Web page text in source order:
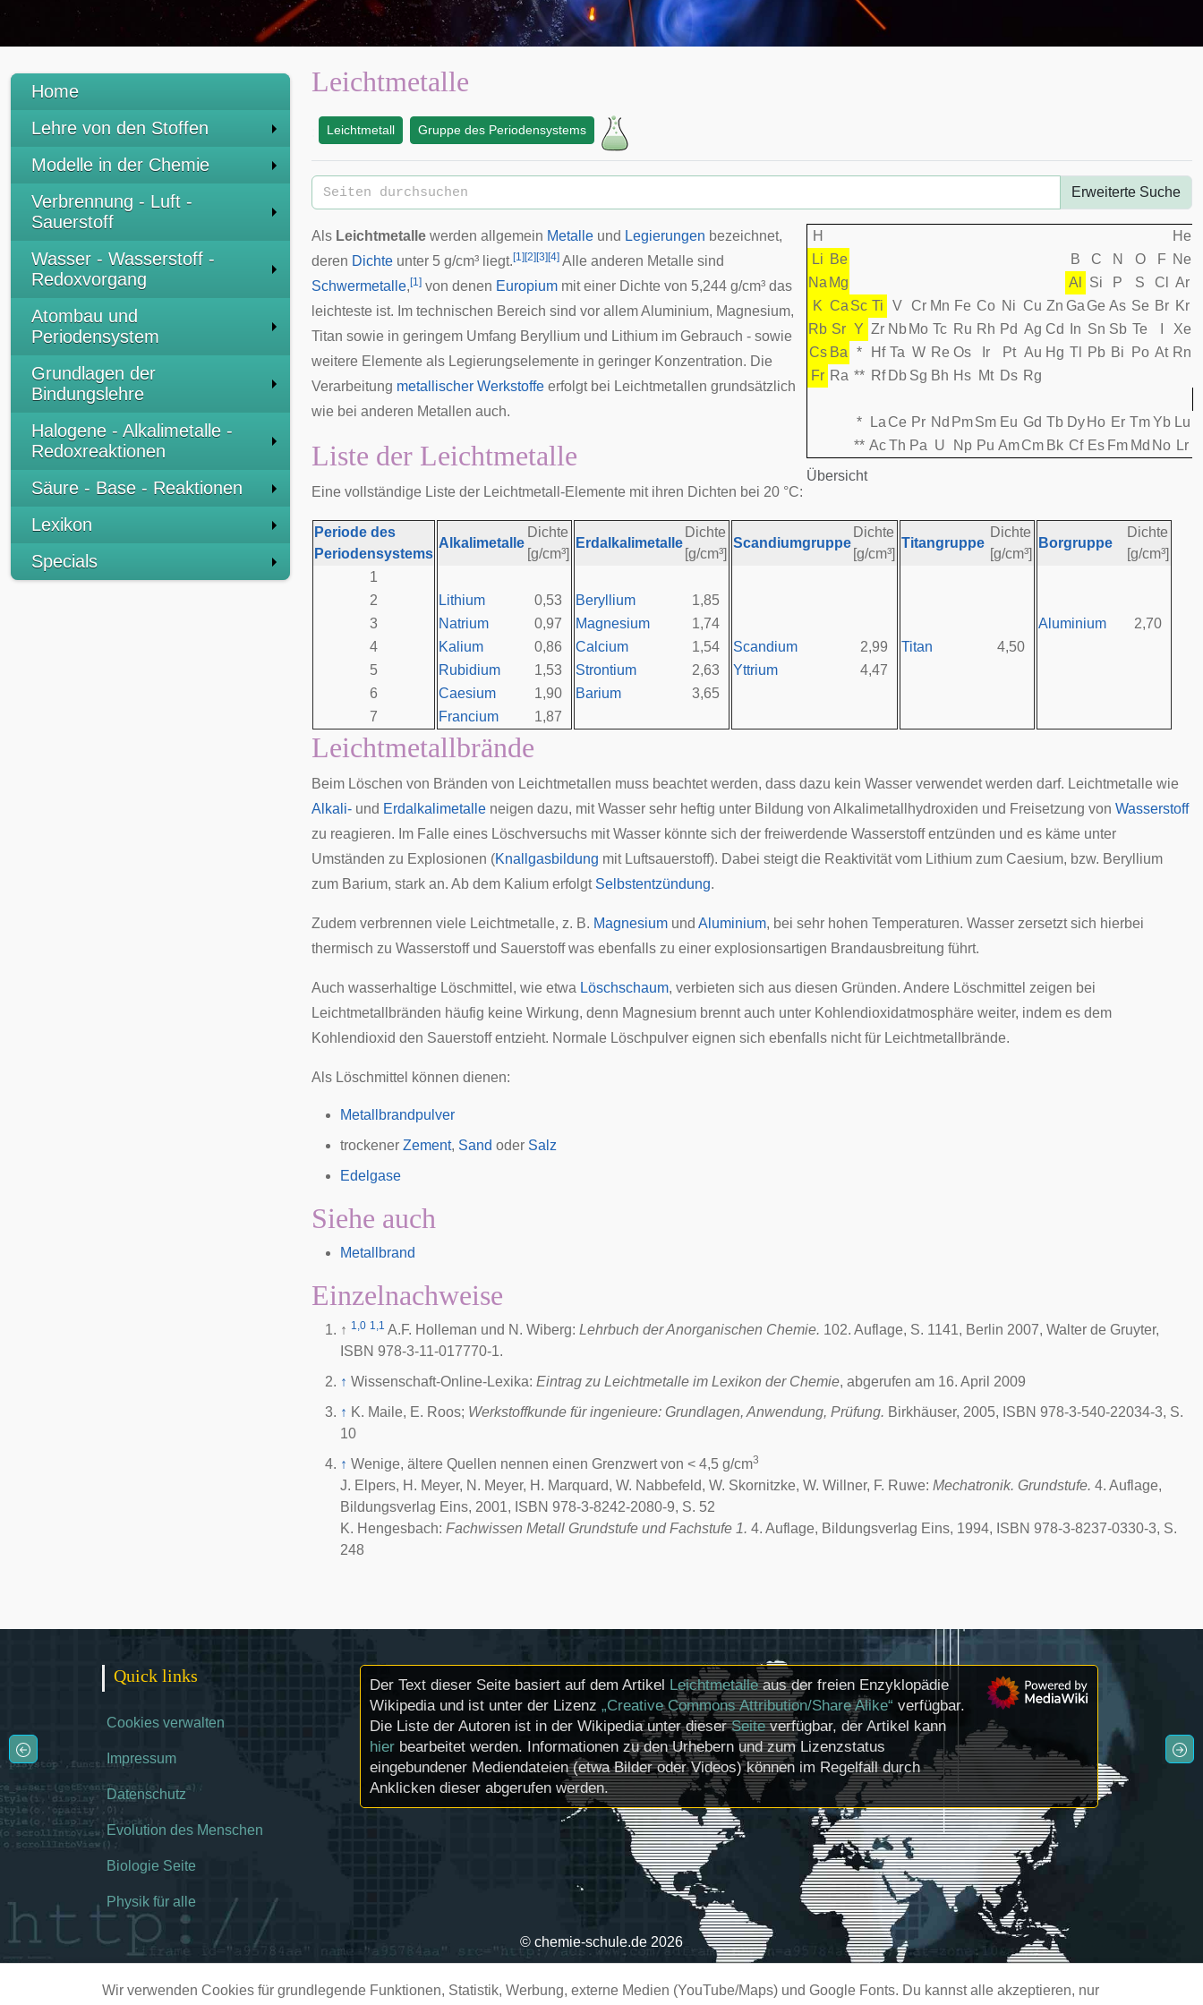
Wir verwenden Cookies für grundlegende Funktionen, Statistik, Werbung, externe Medien (YouTube/Maps) und Google Fonts. Du kannst alle akzeptieren, nur
Home
Lehre von den Stoffen
Modelle in der Chemie
Verbrennung - Luft -
Sauerstoff
Wasser - Wasserstoff -
Redoxvorgang
Atombau und
Periodensystem
Grundlagen der
Bindungslehre
Halogene - Alkalimetalle -
Redoxreaktionen
Säure - Base - Reaktionen
Lexikon
Specials
Leichtmetalle
Leichtmetall Gruppe des Periodensystems
Erweiterte Suche
Übersicht
H
He
Li Be B C N O F Ne
Na Mg Al Si P S Cl
Ar
K Ca Sc Ti V Cr Mn Fe Co Ni Cu Zn Ga Ge As Se Br Kr
Rb Sr Y Zr Nb Mo Tc Ru Rh Pd Ag Cd In Sn Sb Te
Xe
Cs Ba * Hf Ta W Re Os Ir Pt Au Hg Tl Pb Bi Po At Rn
Fr Ra ** Rf Db Sg Bh Hs Mt Ds Rg
* La Ce Pr Nd PmSm Eu Gd Tb Dy Ho Er TmYb Lu
** AcTh Pa U Np Pu AmCm Bk Cf Es Fm Md No Lr
Als Leichtmetalle werden allgemein Metalle und Legierungen bezeichnet,
deren Dichte unter 5 g/cm³ liegt. [1] [2] [3] [4] Alle anderen Metalle sind
Schwermetalle, [1] von denen Europium mit einer Dichte von 5,244 g/cm³ das
leichteste ist. Im technischen Bereich sind vor allem Aluminium, Magnesium,
Titan sowie in geringem Umfang Beryllium und Lithium im Gebrauch - sowie
weitere Elemente als Legierungselemente in geringer Konzentration. Die
Verarbeitung metallischer Werkstoffe erfolgt bei Leichtmetallen grundsätzlich
wie bei anderen Metallen auch.
Liste der Leichtmetalle
Eine vollständige Liste der Leichtmetall-Elemente mit ihren Dichten bei 20 °C:
Periode des
Periodensystems
1
2
3
4
5
6
7
Alkalimetalle
Dichte
[g/cm³]
Lithium
0,53
Natrium
0,97
Kalium
0,86
Rubidium
1,53
Caesium
1,90
Francium
1,87
Erdalkalimetalle
Dichte
[g/cm³]
Beryllium
1,85
Magnesium
1,74
Calcium
1,54
Strontium
2,63
Barium
3,65
Scandiumgruppe
Dichte
[g/cm³]
Scandium
2,99
Yttrium
4,47
Titangruppe
Dichte
[g/cm³]
Titan 4,50
Borgruppe
Dichte
[g/cm³]
Aluminium 2,70
Leichtmetallbrände
Beim Löschen von Bränden von Leichtmetallen muss beachtet werden, dass dazu kein Wasser verwendet werden darf. Leichtmetalle wie
Alkali- und Erdalkalimetalle neigen dazu, mit Wasser sehr heftig unter Bildung von Alkalimetallhydroxiden und Freisetzung von Wasserstoff
zu reagieren. Im Falle eines Löschversuchs mit Wasser könnte sich der freiwerdende Wasserstoff entzünden und es käme unter
Umständen zu Explosionen (Knallgasbildung mit Luftsauerstoff). Dabei steigt die Reaktivität vom Lithium zum Caesium, bzw. Beryllium
zum Barium, stark an. Ab dem Kalium erfolgt Selbstentzündung.
Zudem verbrennen viele Leichtmetalle, z. B. Magnesium und Aluminium, bei sehr hohen Temperaturen. Wasser zersetzt sich hierbei
thermisch zu Wasserstoff und Sauerstoff was ebenfalls zu einer explosionsartigen Brandausbreitung führt.
Auch wasserhaltige Löschmittel, wie etwa Löschschaum, verbieten sich aus diesen Gründen. Andere Löschmittel zeigen bei
Leichtmetallbränden häufig keine Wirkung, denn Magnesium brennt auch unter Kohlendioxidatmosphäre weiter, indem es dem
Kohlendioxid den Sauerstoff entzieht. Normale Löschpulver eignen sich ebenfalls nicht für Leichtmetallbrände.
Als Löschmittel können dienen:
Metallbrandpulver
trockener Zement, Sand oder Salz
Edelgase
Siehe auch
Metallbrand
Einzelnachweise
↑ 1,0 1,1 A.F. Holleman und N. Wiberg: Lehrbuch der Anorganischen Chemie. 102. Auflage, S. 1141, Berlin 2007, Walter de Gruyter,
ISBN 978-3-11-017770-1.
↑ Wissenschaft-Online-Lexika: Eintrag zu Leichtmetalle im Lexikon der Chemie, abgerufen am 16. April 2009
↑ K. Maile, E. Roos; Werkstoffkunde für ingenieure: Grundlagen, Anwendung, Prüfung. Birkhäuser, 2005, ISBN 978-3-540-22034-3, S.
10
↑ Wenige, ältere Quellen nennen einen Grenzwert von < 4,5 g/cm3
J. Elpers, H. Meyer, N. Meyer, H. Marquard, W. Nabbefeld, W. Skornitzke, W. Willner, F. Ruwe: Mechatronik. Grundstufe. 4. Auflage,
Bildungsverlag Eins, 2001, ISBN 978-3-8242-2080-9, S. 52
K. Hengesbach: Fachwissen Metall Grundstufe und Fachstufe 1. 4. Auflage, Bildungsverlag Eins, 1994, ISBN 978-3-8237-0330-3, S.
248
Quick links
Cookies verwalten
Impressum
Datenschutz
Evolution des Menschen
Biologie Seite
Physik für alle
Der Text dieser Seite basiert auf dem Artikel Leichtmetalleaus der freien Enzyklopädie
Wikipedia und ist unter der Lizenz „Creative Commons Attribution/Share Alike“ verfügbar.
Die Liste der Autoren ist in der Wikipedia unter dieserSeiteverfügbar, der Artikel kann
hier bearbeitet werden. Informationen zu den Urhebern und zum Lizenzstatus
eingebundener Mediendateien (etwa Bilder oder Videos) können im Regelfall durch
Anklicken dieser abgerufen werden.
© chemie-schule.de 2026